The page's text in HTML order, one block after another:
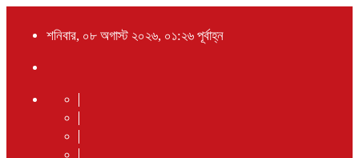
শনিবার, ০৮ অগাস্ট ২০২৬, ০১:২৬ পূর্বাহ্ন